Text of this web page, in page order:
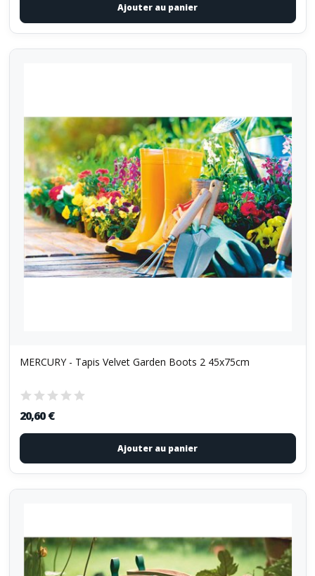
Ajouter au panier
MERCURY - Tapis Velvet Garden Boots 2 45x75cm
20,60 €
Ajouter au panier